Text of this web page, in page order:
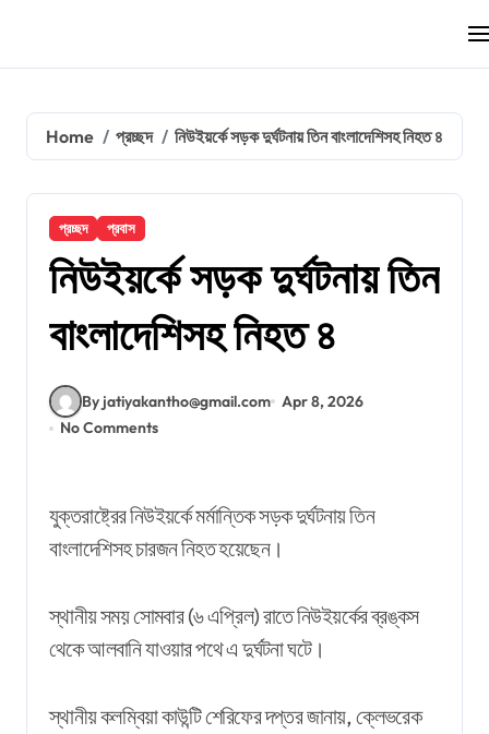
Home প্রচ্ছদ নিউইয়র্কে সড়ক দুর্ঘটনায় তিন বাংলাদেশিসহ নিহত ৪
প্রচ্ছদ প্রবাস
নিউইয়র্কে সড়ক দুর্ঘটনায় তিন
বাংলাদেশিসহ নিহত ৪
By jatiyakantho@gmail.com Apr 8, 2026
No Comments
যুক্তরাষ্ট্রের নিউইয়র্কে মর্মান্তিক সড়ক দুর্ঘটনায় তিন
বাংলাদেশিসহ চারজন নিহত হয়েছেন।
স্থানীয় সময় সোমবার (৬ এপ্রিল) রাতে নিউইয়র্কের ব্রঙ্কস
থেকে আলবানি যাওয়ার পথে এ দুর্ঘটনা ঘটে।
স্থানীয় কলম্বিয়া কাউন্টি শেরিফের দপ্তর জানায়, ক্লেভরেক